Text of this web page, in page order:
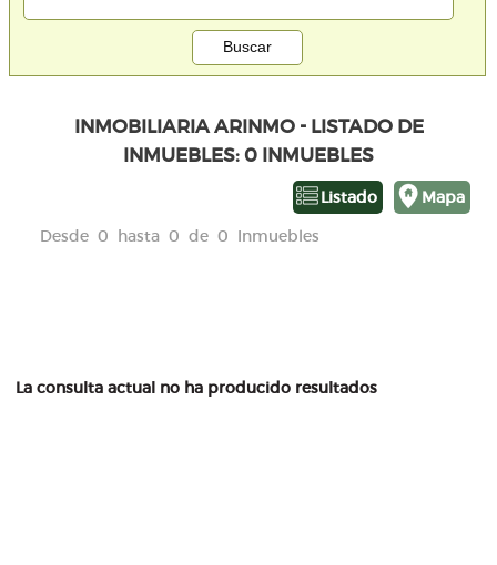
INMOBILIARIA ARINMO - LISTADO DE
INMUEBLES: 0 INMUEBLES
Mapa
Listado
Desde 0 hasta 0 de 0 Inmuebles
La consulta actual no ha producido resultados